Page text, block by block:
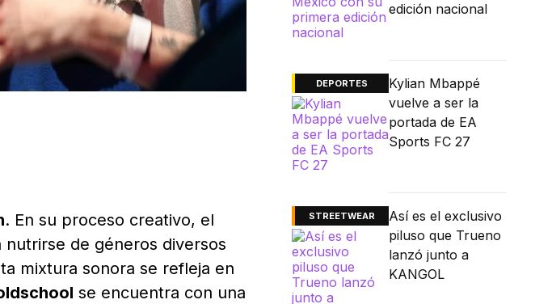
. En su proceso creativo, el
de géneros diversos
mixtura sonora se refleja en
se encuentra con una
edición nacional
DEPORTES
Kylian Mbappé
vuelve a ser la
portada de EA
Sports FC 27
STREETWEAR
Así es el exclusivo
piluso que Trueno
lanzó junto a
KANGOL